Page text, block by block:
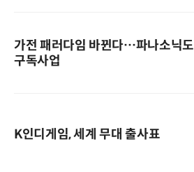
가전 패러다임 바뀐다…파나소닉도
구독사업
K인디게임, 세계 무대 출사표